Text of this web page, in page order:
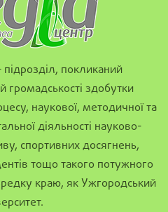
покликаний
громадськості здобутки
наукової, методичної та
діяльності науково-
спортивних досягнень,
тощо такого потужного
краю, як Ужгородський